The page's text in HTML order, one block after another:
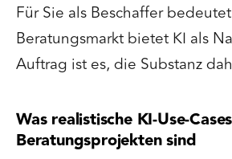
Für Sie als Beschaffer
Beratungsmarkt bietet KI als
Auftrag ist es, die Substanz
Was realistische KI-Use-
Beratungsprojekten sind